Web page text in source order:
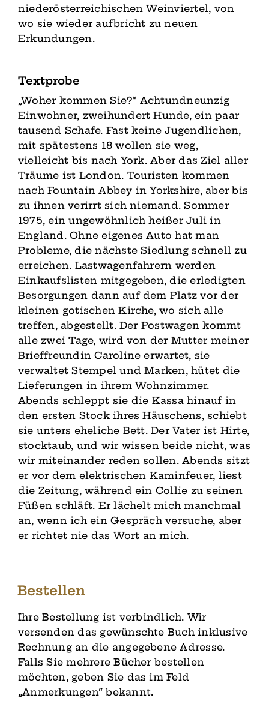
niederösterreichischen Weinviertel, von
wo sie wieder aufbricht zu neuen
Erkundungen.
Textprobe
„Woher kommen Sie?“ Achtundneunzig
Einwohner, zweihundert Hunde, ein paar
tausend Schafe. Fast keine Jugendlichen,
mit spätestens 18 wollen sie weg,
vielleicht bis nach York. Aber das Ziel aller
Träume ist London. Touristen kommen
nach Fountain Abbey in Yorkshire, aber bis
zu ihnen verirrt sich niemand. Sommer
1975, ein ungewöhnlich heißer Juli in
England. Ohne eigenes Auto hat man
Probleme, die nächste Siedlung schnell zu
erreichen. Lastwagenfahrern werden
Einkaufslisten mitgegeben, die erledigten
Besorgungen dann auf dem Platz vor der
kleinen gotischen Kirche, wo sich alle
treffen, abgestellt. Der Postwagen kommt
alle zwei Tage, wird von der Mutter meiner
Brieffreundin Caroline erwartet, sie
verwaltet Stempel und Marken, hütet die
Lieferungen in ihrem Wohnzimmer.
Abends schleppt sie die Kassa hinauf in
den ersten Stock ihres Häuschens, schiebt
sie unters eheliche Bett. Der Vater ist Hirte,
stocktaub, und wir wissen beide nicht, was
wir miteinander reden sollen. Abends sitzt
er vor dem elektrischen Kaminfeuer, liest
die Zeitung, während ein Collie zu seinen
Füßen schläft. Er lächelt mich manchmal
an, wenn ich ein Gespräch versuche, aber
er richtet nie das Wort an mich.
Bestellen
Ihre Bestellung ist verbindlich. Wir
versenden das gewünschte Buch inklusive
Rechnung an die angegebene Adresse.
Falls Sie mehrere Bücher bestellen
möchten, geben Sie das im Feld
„Anmerkungen“ bekannt.